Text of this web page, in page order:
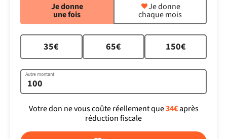
Je donne
une fois
Je donne
chaque mois
35€ 65€ 150€
Autre montant
Votre don ne vous coûte réellement que34€après
réduction fiscale